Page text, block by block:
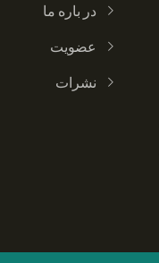
در باره ما
عضویت
نشرات